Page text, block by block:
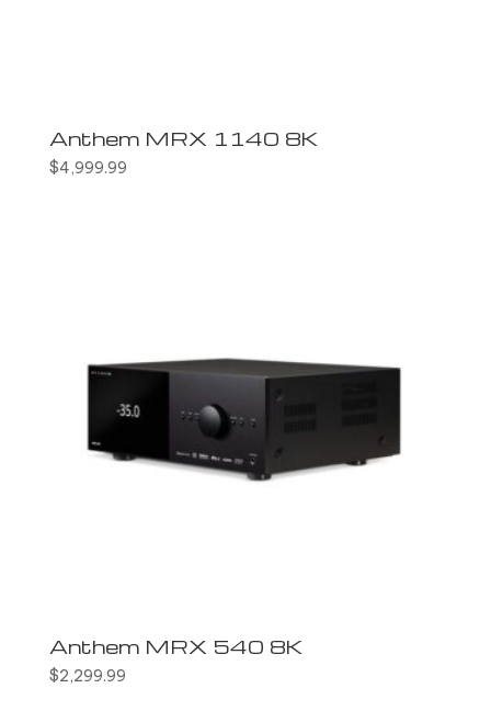
Anthem MRX 1140 8K
$4,999.99
Anthem MRX 540 8K
$2,299.99